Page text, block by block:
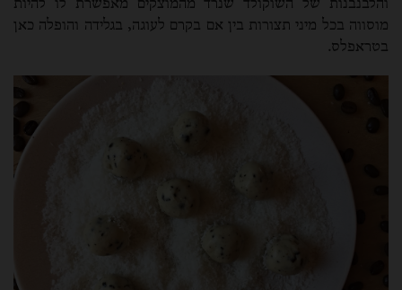
והלבנבנות של השוקולד שנרד מהמוצקים מאפשרת לו להיות
מוסווה בכל מיני תצורות בין אם בקרם לעוגה, בגלידה והופלה כאן
בטראפלס.